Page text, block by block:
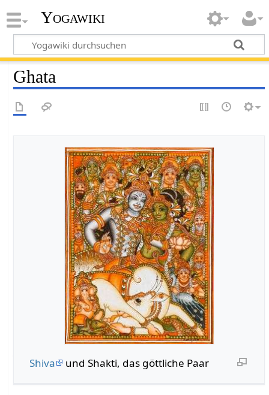
Yogawiki
Ghata
Shiva und Shakti, das göttliche Paar